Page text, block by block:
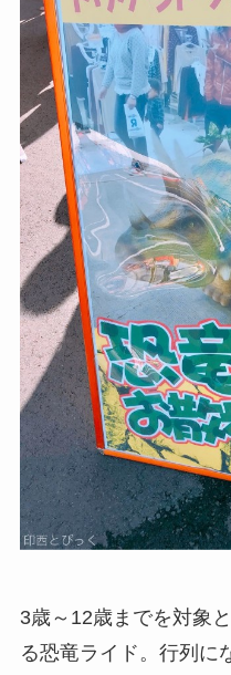
3歳～12歳までを対象
る恐竜ライド。行列に